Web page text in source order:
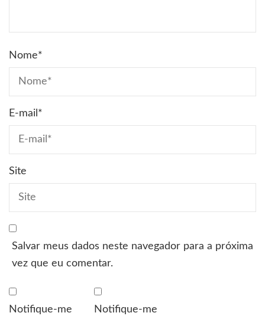
Nome*
E-mail *
Site
Salvar meus dados neste navegador para a próxima
vez que eu comentar.
Notifique-me
Notifique-me